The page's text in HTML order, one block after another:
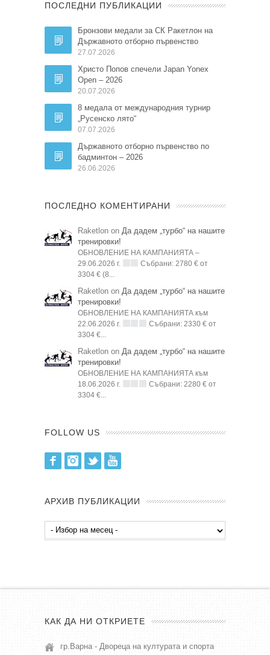
ПОСЛЕДНИ ПУБЛИКАЦИИ
Бронзови медали за СК Ракетлон на
Държавното отборно първенство
27.07.2026
Христо Попов спечели Japan Yonex
Open – 2026
20.07.2026
8 медала от международния турнир
„Русенско лято“
07.07.2026
Държавното отборно първенство по
бадминтон – 2026
26.06.2026
ПОСЛЕДНО КОМЕНТИРАНИ
Raketlon on Да дадем „турбо“ на нашите
тренировки!
ОБНОВЛЕНИЕ НА КАМПАНИЯТА –
29.06.2026 г.
Събрани: 2780 € от
3304 € (8...
Raketlon on Да дадем „турбо“ на нашите
тренировки!
ОБНОВЛЕНИЕ НА КАМПАНИЯТА към
22.06.2026 г.
Събрани: 2330 € от
3304 €...
Raketlon on Да дадем „турбо“ на нашите
тренировки!
ОБНОВЛЕНИЕ НА КАМПАНИЯТА към
18.06.2026 г.
Събрани: 2280 € от
3304 €...
FOLLOW US
FacebookInstagram
Twitter
АРХИВ ПУБЛИКАЦИИ
Архив
публикации
КАК ДА НИ ОТКРИЕТЕ
гр.Варна - Двореца на културата и спорта